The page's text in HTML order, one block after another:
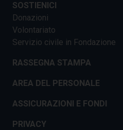
SOSTIENICI
Donazioni
Volontariato
Servizio civile in Fondazione
RASSEGNA STAMPA
AREA DEL PERSONALE
ASSICURAZIONI E FONDI
PRIVACY